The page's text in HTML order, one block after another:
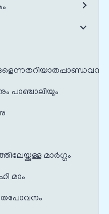
പാഞ്ചാലിയും
മാർഗ്ഗം
മാം
തപോവനം